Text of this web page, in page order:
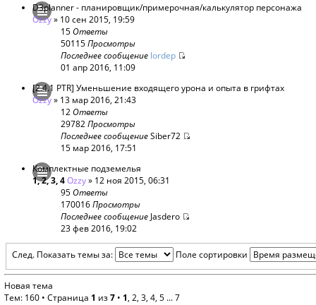
D3planner - планировщик/примерочная/калькулятор персонажа
Ozzy» 10 сен 2015, 19:59
15Ответы
50115Просмотры
Последнее сообщение lordep
01 апр 2016, 11:09
[2.4.1 PTR] Уменьшение входящего урона и опыта в грифтах
Ozzy» 13 мар 2016, 21:43
12Ответы
29782Просмотры
Последнее сообщениеSiber72
15 мар 2016, 17:51
Комплектные подземелья
1,2,3,4Ozzy» 12 ноя 2015, 06:31
95Ответы
170016Просмотры
Последнее сообщение Jasdero
23 фев 2016, 19:02
След. Показать темы за: Поле сортировки
Новая тема
Тем: 160 • Страница 1 из7 • 1, 2, 3, 4, 5 ...7